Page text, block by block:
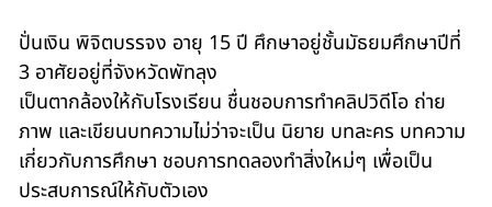
ปั่นเงิน พิจิตบรรจง อายุ 15 ปี ศึกษาอยู่ชั้นมัธยมศึกษาปีที่
3 อาศัยอยู่ที่จังหวัดพัทลุง
เป็นตากล้องให้กับโรงเรียน ชื่นชอบการทำคลิปวิดีโอ ถ่าย
ภาพ และเขียนบทความไม่ว่าจะเป็น นิยาย บทละคร บทความ
เกี่ยวกับการศึกษา ชอบการทดลองทำสิ่งใหม่ๆ เพื่อเป็น
ประสบการณ์ให้กับตัวเอง